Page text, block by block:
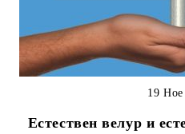
Естествен велур и
19 Ное